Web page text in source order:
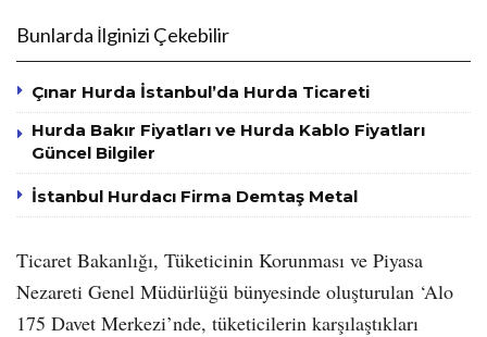
Bunlarda İlginizi Çekebilir
Çınar Hurda İstanbul’da Hurda Ticareti
Hurda Bakır Fiyatları ve Hurda Kablo Fiyatları
Güncel Bilgiler
İstanbul Hurdacı Firma Demtaş Metal
Ticaret Bakanlığı, Tüketicinin Korunması ve Piyasa
Nezareti Genel Müdürlüğü bünyesinde oluşturulan ‘Alo
175 Davet Merkezi’nde, tüketicilerin karşılaştıkları